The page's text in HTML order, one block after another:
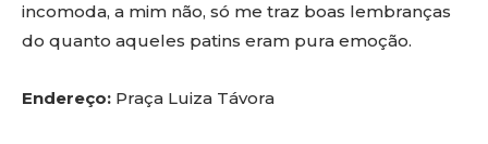
incomoda, a mim não, só me traz boas lembranças
do quanto aqueles patins eram pura emoção.
Endereço: Praça Luiza Távora